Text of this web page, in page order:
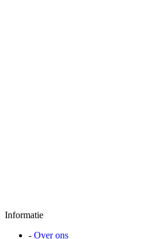
Informatie
- Over ons